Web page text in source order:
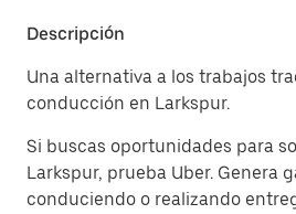
Descripción
Una alternativa a los trabajos
conducción en Larkspur.
Si buscas oportunidades para
Larkspur, prueba Uber. Genera
conduciendo o realizando